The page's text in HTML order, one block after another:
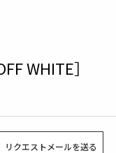
WHITE］
リクエストメールを送る